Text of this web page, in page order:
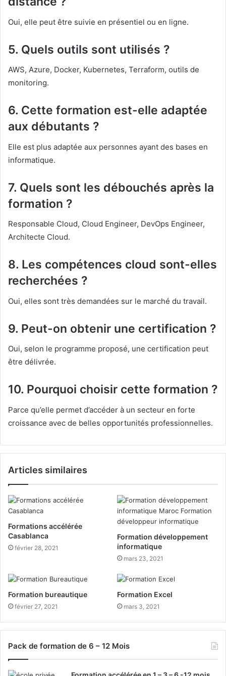
Oui, elle peut être suivie en présentiel ou en ligne.
5. Quels outils sont utilisés ?
AWS, Azure, Docker, Kubernetes, Terraform, outils de
monitoring.
6. Cette formation est-elle adaptée
aux débutants ?
Elle est plus adaptée aux personnes ayant des bases en
informatique.
7. Quels sont les débouchés après la
formation ?
Responsable Cloud, Cloud Engineer, DevOps Engineer,
Architecte Cloud.
8. Les compétences cloud sont-elles
recherchées ?
Oui, elles sont très demandées sur le marché du travail.
9. Peut-on obtenir une certification ?
Oui, selon le programme proposé, une certification peut
être délivrée.
10. Pourquoi choisir cette formation ?
Parce qu’elle permet d’accéder à un secteur en forte
croissance avec de belles opportunités professionnelles.
Articles similaires
Formations accélérée
Casablanca
février 28, 2021
Formation développement
informatique
mars 23, 2021
Formation bureautique
février 27, 2021
Formation Excel
mars 3, 2021
Pack de formation de 6 – 12 Mois